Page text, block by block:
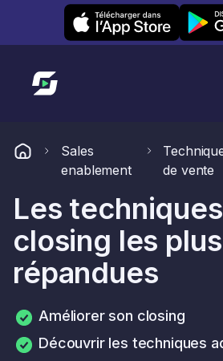
Leexi on iOS Leexi
Lien vers l'accueil
Sales
enablement
de vente
Les
closing les plus
répandues
Améliorer son closing
Découvrir les techniques